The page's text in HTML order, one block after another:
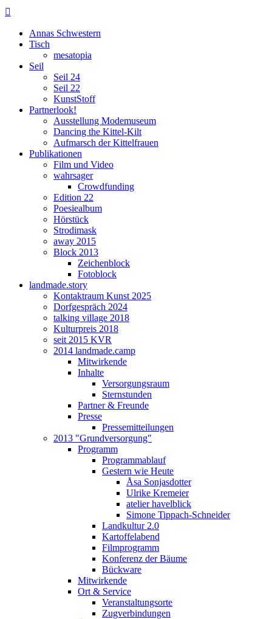

Annas Schwestern
Tisch
mesatopia
Seil
Seil 24
Seil 22
KunstStoff
Partnerlook!
Ausstellung Modemuseum
Dancing the Kittel-Kilt
Aufmarsch der Kittelfrauen
Publikationen
Film und Video
wahrsager
Crowdfunding
Edition 22
Poesiealbum
Hörstück
Strodimask
away 2015
Block 2013
Zeichenblock
Fotoblock
landmade.story
Kontaktraum Kunst 2025
Dorfgespräch 2024
talking village 2018
Kulturpreis 2018
seit 2015 KVR
2014 landmade.camp
Mitwirkende
Inhalte
Versorgungsraum
Sternstunden
Partner & Freunde
Presse
Pressemitteilungen
2013 "Grundversorgung"
Programm
Programmablauf
Gestern wie Heute
Åsa Sonjasdotter
Ulrike Kremeier
atelier havelblick
Simone Tippach-Schneider
Landkultur 2.0
Kartoffelabend
Filmprogramm
Konferenz der Bäume
Bückware
Mitwirkende
Ort & Service
Veranstaltungsorte
Zugverbindungen